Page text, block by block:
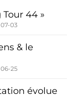
44 »
03
& le
25
évolue